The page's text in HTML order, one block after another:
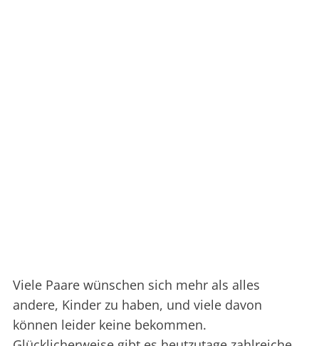
Viele Paare wünschen sich mehr als alles
andere, Kinder zu haben, und viele davon
können leider keine bekommen.